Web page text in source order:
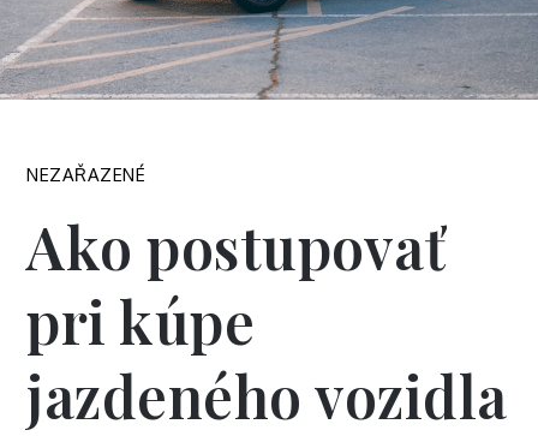
NEZAŘAZENÉ
Ako postupovať
pri kúpe
jazdeného vozidla